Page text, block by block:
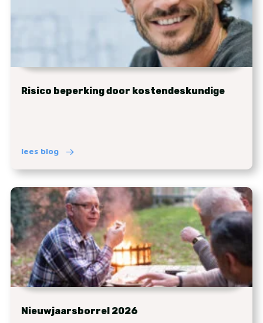
Risico beperking door kostendeskundige
lees blog
Nieuwjaarsborrel 2026